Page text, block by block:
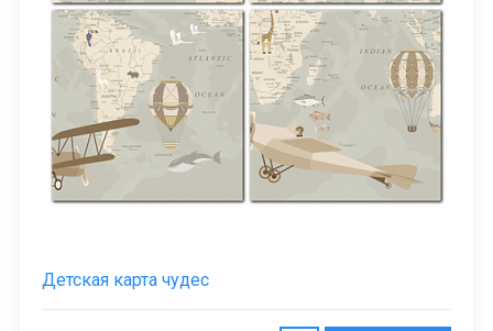
Детская карта чудес